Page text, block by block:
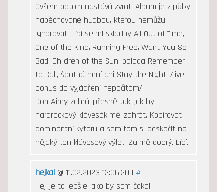
Ovšem potom nastává zvrat. Album je z půlky
napěchované hudbou, kterou nemůžu
ignorovat. Líbí se mi skladby All Out of Time,
One of the Kind, Running Free, Want You So
Bad, Children of the Sun, balada Remember
to Call, špatná není ani Stay the Night. /live
bonus do vyjádření nepočítám/
Don Airey zahrál přesně tak, jak by
hardrockový klávesák měl zahrát. Kopírovat
dominantní kytaru a sem tam si odskočit na
nějaký ten klávesový výlet. Za mě dobrý. Líbí.
hejkal@ 11.02.2023 13:06:30 | #
Hej, je to lepšie, ako by som čakal.